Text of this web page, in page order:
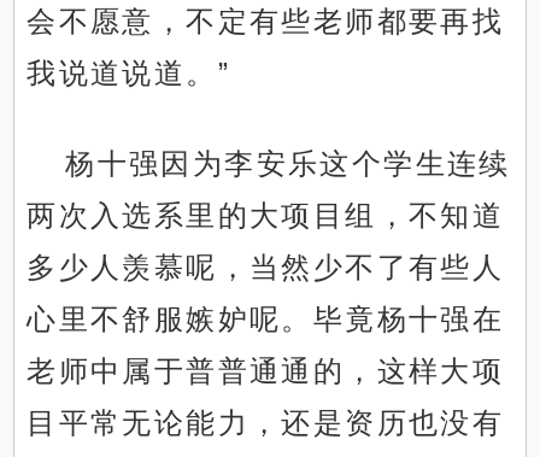
会不愿意，不定有些老师都要再找
我说道说道。”
杨十强因为李安乐这个学生连续
两次入选系里的大项目组，不知道
多少人羡慕呢，当然少不了有些人
心里不舒服嫉妒呢。毕竟杨十强在
老师中属于普普通通的，这样大项
目平常无论能力，还是资历也没有